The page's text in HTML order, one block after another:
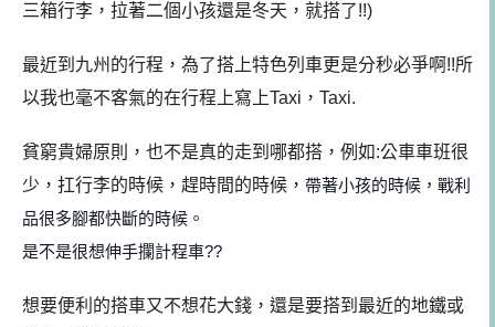
三箱行李，拉著二個小孩還是冬天，就搭了!!)
最近到九州的行程，為了搭上特色列車更是分秒必爭啊!!所
以我也毫不客氣的在行程上寫上Taxi，Taxi.
貧窮貴婦原則，也不是真的走到哪都搭，例如:公車車班很
少，扛行李的時候，趕時間的時候， 帶著小孩的時候，戰利
品很多腳都快斷的時候。
是不是很想伸手攔計程車??
想要便利的搭車又不想花大錢，還是要搭到最近的地鐵或